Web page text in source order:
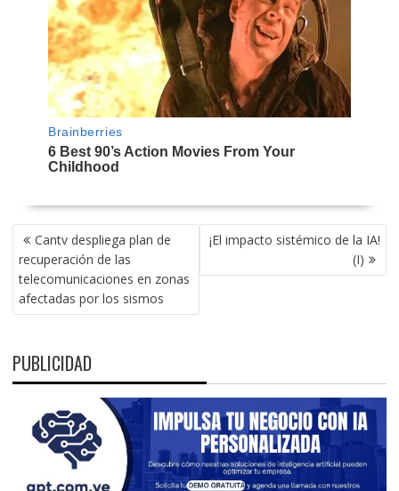
NAVEGACIÓN
DE
ENTRADAS
Cantv despliega plan de
recuperación de las
telecomunicaciones en zonas
afectadas por los sismos
¡El impacto sistémico de la IA!
(I)
PUBLICIDAD